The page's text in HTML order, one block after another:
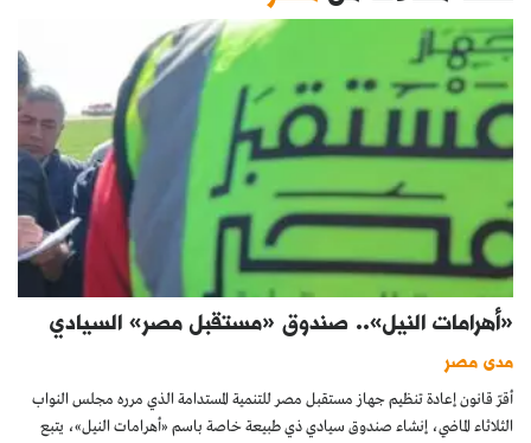
«أهرامات النيل».. صندوق «مستقبل مصر» السيادي
مدى مصر
أقرّ قانون إعادة تنظيم جهاز مستقبل مصر للتنمية المستدامة الذي مرره مجلس النواب
الثلاثاء الماضي، إنشاء صندوق سيادي ذي طبيعة خاصة باسم «أهرامات النيل»، يتبع